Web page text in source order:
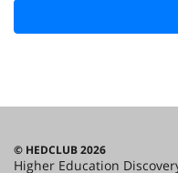
© HEDCLUB 2026
Higher Education